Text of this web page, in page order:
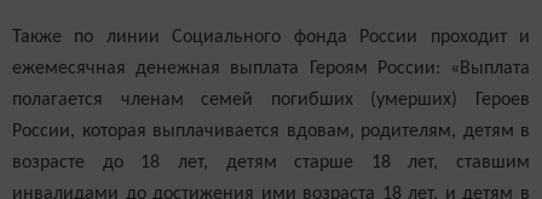
Также по линии Социального фонда России проходит и
ежемесячная денежная выплата Героям России: «Выплата
полагается членам семей погибших (умерших) Героев
России, которая выплачивается вдовам, родителям, детям в
возрасте до 18 лет, детям старше 18 лет, ставшим
инвалидами до достижения ими возраста 18 лет, и детям в